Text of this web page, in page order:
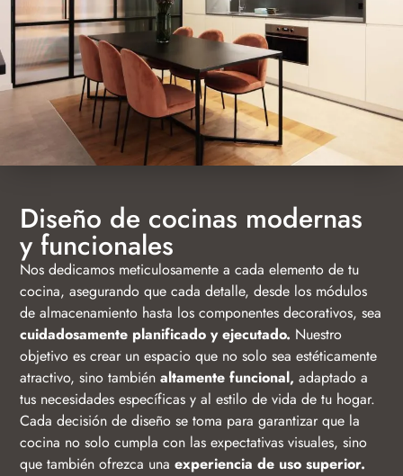
Diseño de cocinas modernas
y funcionales
Nos dedicamos meticulosamente a cada elemento de tu
cocina, asegurando que cada detalle, desde los módulos
de almacenamiento hasta los componentes decorativos, sea
cuidadosamente planificado y ejecutado. Nuestro
objetivo es crear un espacio que no solo sea estéticamente
atractivo, sino tambiénaltamente funcional, adaptado a
tus necesidades específicas y al estilo de vida de tu hogar.
Cada decisión de diseño se toma para garantizar que la
cocina no solo cumpla con las expectativas visuales, sino
que también ofrezca unaexperiencia de uso superior.